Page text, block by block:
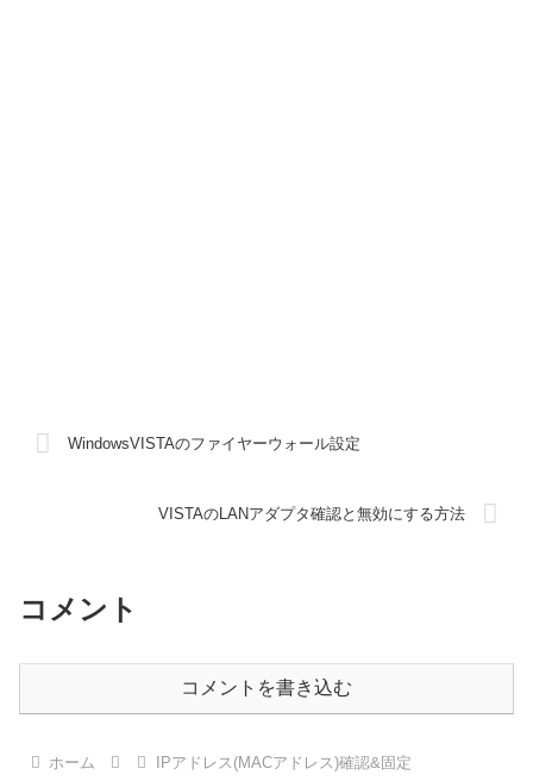
WindowsVISTAのファイヤーウォール設定
VISTAのLANアダプタ確認と無効にする方法
コメント
コメントを書き込む
ホーム IPアドレス(MACアドレス)確認&固定